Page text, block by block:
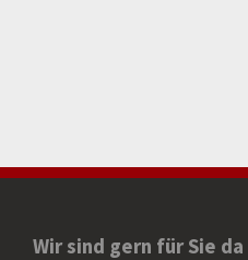
Wir sind gern für Sie da